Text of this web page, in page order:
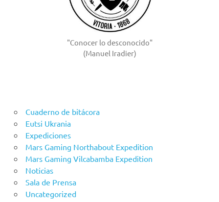
"Conocer lo desconocido"
(Manuel Iradier)
Cuaderno de bitácora
Eutsi Ukrania
Expediciones
Mars Gaming Northabout Expedition
Mars Gaming Vilcabamba Expedition
Noticias
Sala de Prensa
Uncategorized